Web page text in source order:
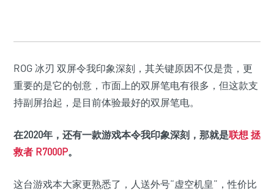
ROG 冰刃 双屏令我印象深刻，其关键原因不仅是贵，更
重要的是它的创意，市面上的双屏笔电有很多，但这款支
持副屏抬起，是目前体验最好的双屏笔电。
在2020年，还有一款游戏本令我印象深刻，那就是联想 拯
救者 R7000P。
这台游戏本大家更熟悉了，人送外号“虚空机皇”，性价比